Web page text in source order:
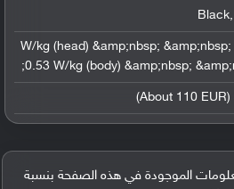
1.01 W/kg (head) &amp;nbsp; &amp;nbsp;
0.53 W/kg (body) &amp;nbsp;
الموجودة في هذه الصفحة بنسبة